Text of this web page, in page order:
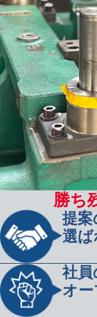
勝ち
提案
選ば
社
オ